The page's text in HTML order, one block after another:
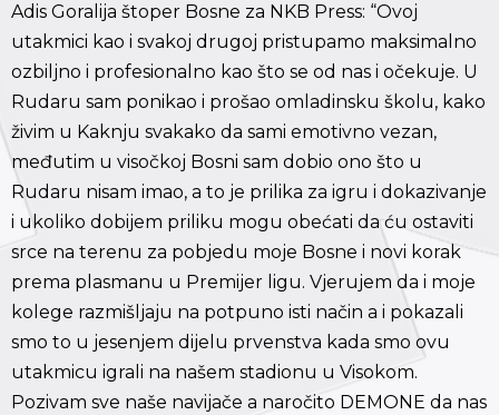
Adis Goralija štoper Bosne za NKB Press: “Ovoj
utakmici kao i svakoj drugoj pristupamo maksimalno
ozbiljno i profesionalno kao što se od nas i očekuje. U
Rudaru sam ponikao i prošao omladinsku školu, kako
živim u Kaknju svakako da sami emotivno vezan,
međutim u visočkoj Bosni sam dobio ono što u
Rudaru nisam imao, a to je prilika za igru i dokazivanje
i ukoliko dobijem priliku mogu obećati da ću ostaviti
srce na terenu za pobjedu moje Bosne i novi korak
prema plasmanu u Premijer ligu. Vjerujem da i moje
kolege razmišljaju na potpuno isti način a i pokazali
smo to u jesenjem dijelu prvenstva kada smo ovu
utakmicu igrali na našem stadionu u Visokom.
Pozivam sve naše navijače a naročito DEMONE da nas